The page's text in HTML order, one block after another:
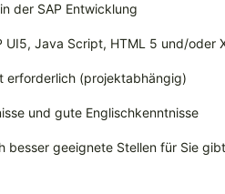
der SAP Entwicklung
UI5, Java Script, HTML 5 und/oder
erforderlich (projektabhängig)
und gute Englischkenntnisse
besser geeignete Stellen für Sie